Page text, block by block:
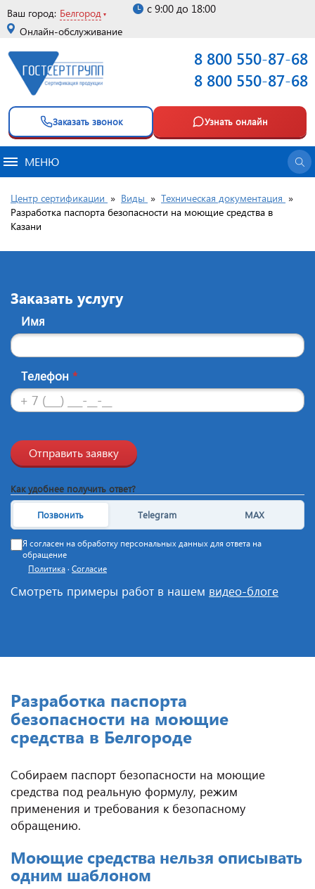
Ваш город: Белгород
Онлайн-обслуживание
с 9:00 до 18:00
8 800 550-87-68
8 800 550-87-68
Заказать звонок Узнать онлайн
МЕНЮ
Центр сертификации » Виды » Техническая документация »
Разработка паспорта безопасности на моющие средства в
Казани
Заказать услугу
Имя
Телефон *
Отправить заявку
Как удобнее получить ответ?
Позвонить Telegram MAX
Я согласен на обработку персональных данных для ответа на
обращение
Политика · Согласие
Смотреть примеры работ в нашем видео-блоге
Разработка паспорта
безопасности на моющие
средства в Белгороде
Собираем паспорт безопасности на моющие
средства под реальную формулу, режим
применения и требования к безопасному
обращению.
Моющие средства нельзя описывать
одним шаблоном